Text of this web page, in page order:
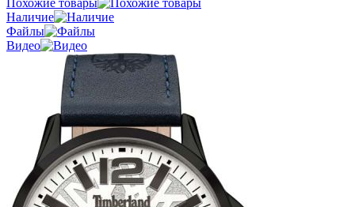
Наличие
Файлы
Видео